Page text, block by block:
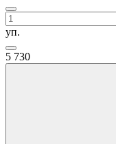
уп.
5 730